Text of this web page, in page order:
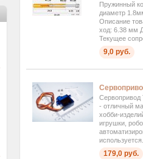
Пружинный
диаметр
Описание
ход: 6.38 мм
Текущее
9,0 руб.
Сервопривод
- отличный
хобби-
игрушки,
179,0 руб.